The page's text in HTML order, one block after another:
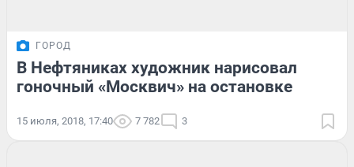
ГОРОД
В Нефтяниках художник нарисовал
гоночный «Москвич» на остановке
15 июля, 2018, 17:40 7 782 3